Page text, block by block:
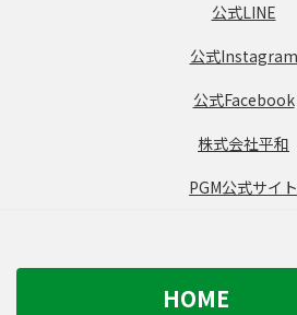
公式LINE
公式Instagram
公式Facebook
株式会社平和
PGM公式サイト
HOME